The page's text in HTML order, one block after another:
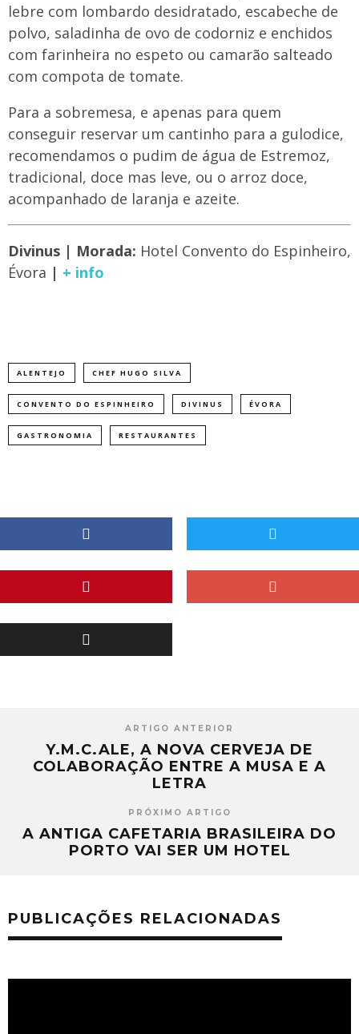
lebre com lombardo desidratado, escabeche de
polvo, saladinha de ovo de codorniz e enchidos
com farinheira no espeto ou camarão salteado
com compota de tomate.
Para a sobremesa, e apenas para quem
conseguir reservar um cantinho para a gulodice,
recomendamos o pudim de água de Estremoz,
tradicional, doce mas leve, ou o arroz doce,
acompanhado de laranja e azeite.
Divinus | Morada: Hotel Convento do Espinheiro,
Évora | + info
ALENTEJO CHEF HUGO SILVA
CONVENTO DO ESPINHEIRO DIVINUS ÉVORA
GASTRONOMIA RESTAURANTES
ARTIGO ANTERIOR
Y.M.C.ALE, A NOVA CERVEJA DE
COLABORAÇÃO ENTRE A MUSA E A
LETRA
PRÓXIMO ARTIGO
A ANTIGA CAFETARIA BRASILEIRA DO
PORTO VAI SER UM HOTEL
PUBLICAÇÕES RELACIONADAS